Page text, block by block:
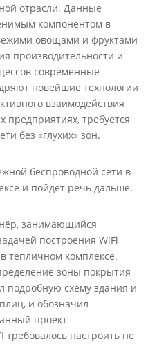
отрасли. Данные
компонентом в
овощами и фруктами
производительности и
современные
новейшие технологии
взаимодействия
предприятиях, требуется
без «глухих» зон.
беспроводной сети в
и пойдет речь дальше.
занимающийся
построения WiFi
тепличном комплексе.
зоны покрытия
подробную схему здания и
и обозначил
проект
требовалось настроить не